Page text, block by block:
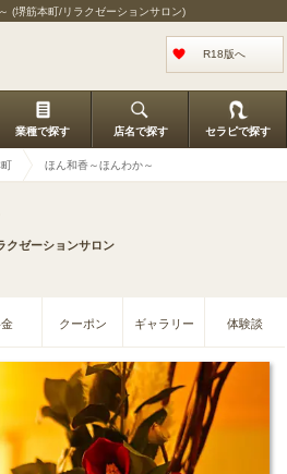
(堺筋本町/リラクゼーションサロン)
R18版へ
業種で探す 店名で探す セラピで探す
ほん和香～ほんわか～
クゼーションサロン
クーポン ギャラリー 体験談